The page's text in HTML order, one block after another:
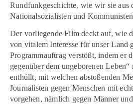
Rundfunkgeschichte, wie wir sie aus
Nationalsozialisten und
Der vorliegende Film deckt auf, wie
von vitalem Interesse für unser Land
Programmauftrag verstößt, indem er
gegenüber dem ungeborenen
enthüllt, mit welchen abstoßenden
Journalisten gegen Menschen mit
vorgehen, nämlich gegen Männer